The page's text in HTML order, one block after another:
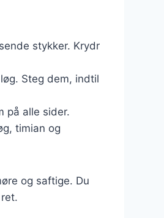
stykker. Krydr
Steg dem, indtil
på alle sider.
timian og
og saftige. Du